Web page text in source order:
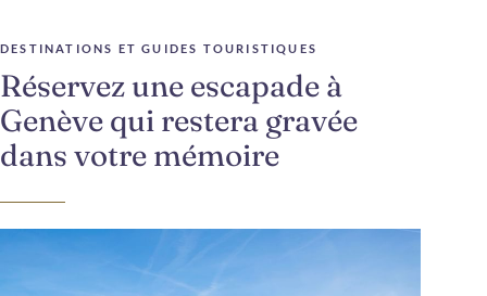
DESTINATIONS ET GUIDES TOURISTIQUES
Réservez une escapade à
Genève qui restera gravée
dans votre mémoire